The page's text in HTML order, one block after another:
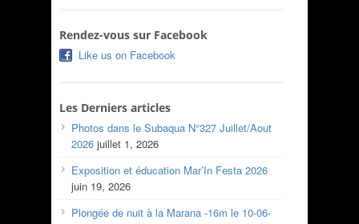
Rendez-vous sur Facebook
Like us on Facebook
Les Derniers articles
Photos dans le Subaqua N°327 Juillet/Aout
2026 juillet 1, 2026
Exposition et éducation Mar’In Festa 2026
juin 19, 2026
Plongée de nuit à la Marana -16m le 10-06-